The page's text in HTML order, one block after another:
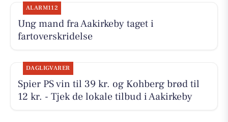
ALARM112
Ung mand fra Aakirkeby taget i
fartoverskridelse
DAGLIGVARER
Spier PS vin til 39 kr. og Kohberg brød til
12 kr. - Tjek de lokale tilbud i Aakirkeby